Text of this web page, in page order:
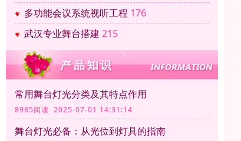
多功能会议系统视听工程 176
武汉专业舞台搭建 215
常用舞台灯光分类及其特点作用
8985阅读 2025-07-01 14:31:14
舞台灯光必备：从光位到灯具的指南